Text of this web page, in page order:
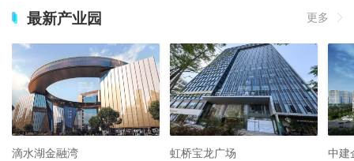
最新产业园 更多
滴水湖金融湾 虹桥宝龙广场 中建